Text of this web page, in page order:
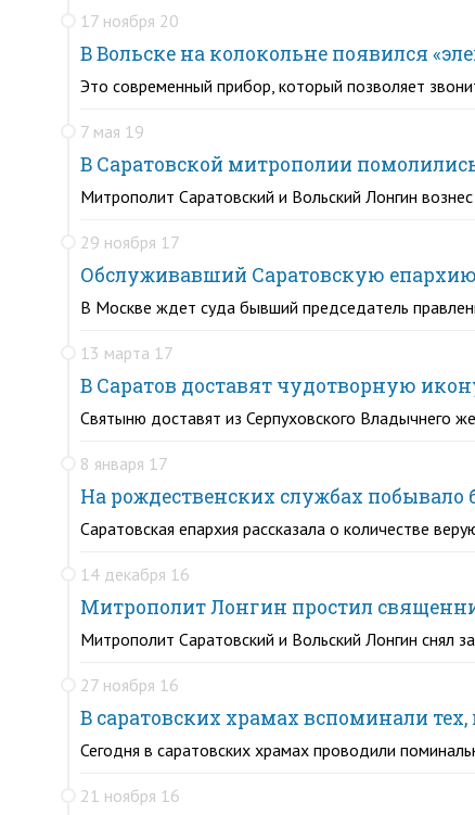
17 ноября 20
В Вольске на колокольне появился
Это современный прибор, который позволяет
7 мая 19
В Саратовской митрополии
Митрополит Саратовский и Вольский Лонгин
29 ноября 17
Обслуживавший Саратовскую
В Москве ждет суда бывший председатель
13 марта 17
В Саратов доставят чудотворную
Святыню доставят из Серпуховского Владычнего
8 января 17
На рождественских службах побывало
Саратовская епархия рассказала о количестве
14 декабря 16
Митрополит Лонгин простил
Митрополит Саратовский и Вольский Лонгин снял
27 ноября 16
В саратовских храмах вспоминали
Сегодня в саратовских храмах проводили
21 ноября 16